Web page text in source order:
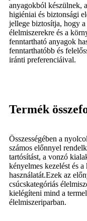
anyagokból készülnek,
higiéniai és biztonsági
jellege biztosítja, hogy a
élelmiszerekre és a
fenntartható anyagok
fenntarthatóbb és
iránti preferenciáival.
Termék
Összességében a
számos előnnyel
tartósítást, a vonzó
kényelmes kezelést és
használatát.Ezek az
csúcskategóriás
kielégíteni mind a
élelmiszeriparban.